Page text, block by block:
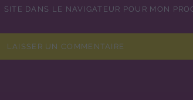
DANS LE NAVIGATEUR POUR MON